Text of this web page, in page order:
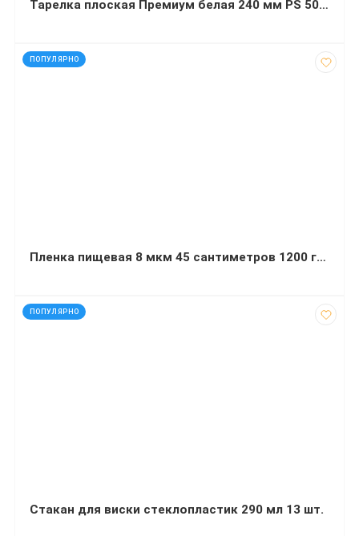
Тарелка плоская Премиум белая 240 мм PS 50 штук
ПОПУЛЯРНО
код: 91660
Пленка пищевая 8 мкм 45 сантиметров 1200 грамм 300 метров
ПОПУЛЯРНО
код: 13689
Стакан для виски стеклопластик 290 мл 13 шт.